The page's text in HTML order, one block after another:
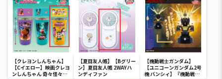
【クレヨンしんちゃん】
【Cイエロー】映画クレヨ
ンしんちゃん 奇々怪々！
【夏目友人帳】【Bグリー
ン】夏目友人帳 2WAYハ
ンディファン
【機動戦士ガンダム】
【ユニコーンガンダム2号
機 バンシィ】『機動戦士